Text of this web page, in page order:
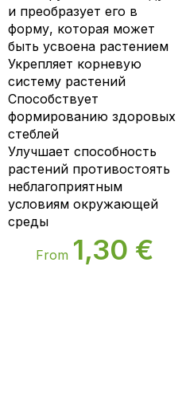
и преобразует его в
форму, которая может
быть усвоена растением
Укрепляет корневую
систему растений
Способствует
формированию здоровых
стеблей
Улучшает способность
растений противостоять
неблагоприятным
условиям окружающей
среды
From 1,30 €